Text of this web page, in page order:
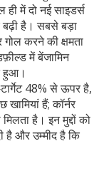
में दो नई साइडर्स
बढ़ी है। सबसे बड़ा
करने की क्षमता
में बेंजामिन
हुआ।
48% से ऊपर है,
हैं; कॉर्नर
है। इन मुद्दों को
है और उम्मीद है कि